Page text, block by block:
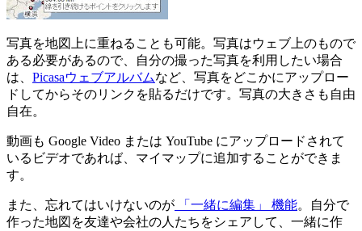
写真を地図上に重ねることも可能。写真はウェブ上のもので
ある必要があるので、自分の撮った写真を利用したい場合
は、 Picasaウェブアルバムなど、写真をどこかにアップロー
ドしてからそのリンクを貼るだけです。写真の大きさも自由
自在。
動画も Google Video または YouTube にアップロードされて
いるビデオであれば、マイマップに追加することができま
す。
また、忘れてはいけないのが 「一緒に編集」 機能。自分で
作った地図を友達や会社の人たちをシェアして、一緒に作